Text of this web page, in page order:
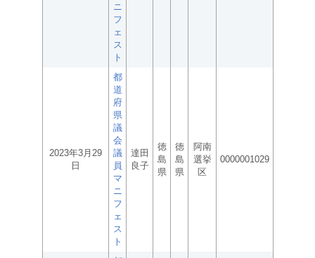
ニ
フ
ェ
ス
ト
2023年3月29
日
都
道
府
県
議
会
議
員
マ
ニ
フ
ェ
ス
ト
達田
良子
徳
島
県
徳
島
県
阿南
選挙
区
0000001029